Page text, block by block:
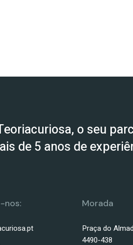
o seu
de 5 anos de
nos: Morada
Praça do
4490-438